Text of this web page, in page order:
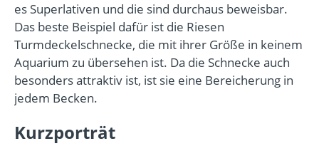
es Superlativen und die sind durchaus beweisbar.
Das beste Beispiel dafür ist die Riesen
Turmdeckelschnecke, die mit ihrer Größe in keinem
Aquarium zu übersehen ist. Da die Schnecke auch
besonders attraktiv ist, ist sie eine Bereicherung in
jedem Becken.
Kurzporträt